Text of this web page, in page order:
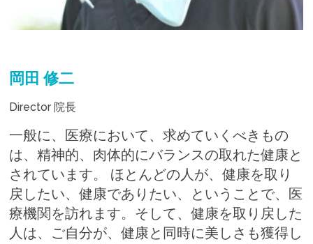
岡田 修二
Director 院長
一般に、医療において、求めていくべきもの
は、精神的、肉体的にバランスの取れた健康と
されています。 ほとんどの人が、健康を取り
戻したい、健康でありたい、ということで、医
療機関を訪れます。そして、健康を取り戻した
人は、ご自分が、健康と同時に美しさも獲得し